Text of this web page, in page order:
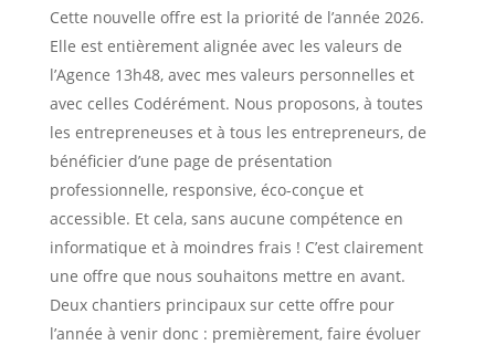
Cette nouvelle offre est la priorité de l’année 2026.
Elle est entièrement alignée avec les valeurs de
l’Agence 13h48, avec mes valeurs personnelles et
avec celles Codérément. Nous proposons, à toutes
les entrepreneuses et à tous les entrepreneurs, de
bénéficier d’une page de présentation
professionnelle, responsive, éco-conçue et
accessible. Et cela, sans aucune compétence en
informatique et à moindres frais ! C’est clairement
une offre que nous souhaitons mettre en avant.
Deux chantiers principaux sur cette offre pour
l’année à venir donc : premièrement, faire évoluer